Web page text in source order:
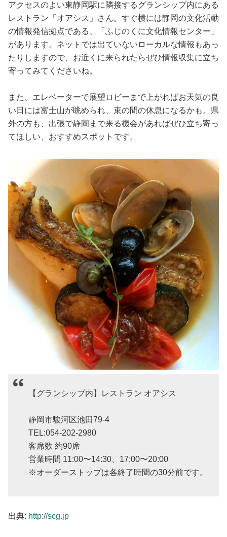
アクセスのよい東静岡駅に隣接するグランシップ内にある
レストラン「オアシス」さん。すぐ横には静岡の文化活動
の情報発信拠点である、「ふじのくに文化情報センター」
があります。ネットでは出ていないローカルな情報もあっ
たりしますので、お近くに来られたらぜひ情報収集に立ち
寄ってみてくださいね。
また、エレベーターで展望ロビーまで上がればお天気の良
い日には富士山が眺められ、束の間の休息になるかも。県
外の方も、出張で静岡まで来る機会があればぜひ立ち寄っ
てほしい、おすすめスポットです。
【グランシップ内】レストラン オアシス
静岡市駿河区池田79-4
TEL:054-202-2980
客席数 約90席
営業時間 11:00〜14:30、17:00〜20:00
※オーダーストップは各終了時間の30分前です。
出典: http://scg.jp